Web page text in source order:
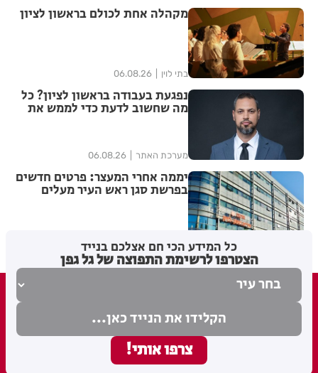
מקהלה אחת לכולם בראשון לציון
בתי לוין 06.08.26
נפגעת בעבודה בראשון לציון? כל
מה שחשוב לדעת כדי לממש את
מערכת האתר 06.08.26
יממה אחרי המעצר: פרטים חדשים
בפרשת סגן ראש העיר מעלים
כל המידע הכי חם אצלכם בנייד
הצטרפו לרשימת התפוצה של גל גפן